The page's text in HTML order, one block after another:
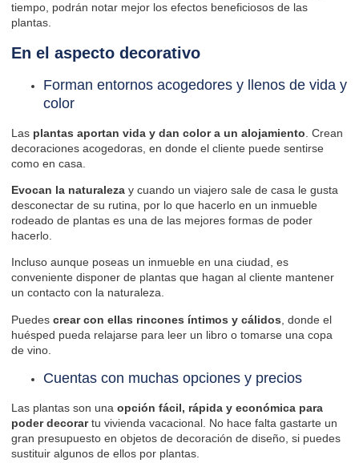
tiempo, podrán notar mejor los efectos beneficiosos de las
plantas.
En el aspecto decorativo
Forman entornos acogedores y llenos de vida y
color
Las plantas aportan vida y dan color a un alojamiento . Crean
decoraciones acogedoras, en donde el cliente puede sentirse
como en casa.
Evocan la naturaleza y cuando un viajero sale de casa le gusta
desconectar de su rutina, por lo que hacerlo en un inmueble
rodeado de plantas es una de las mejores formas de poder
hacerlo.
Incluso aunque poseas un inmueble en una ciudad, es
conveniente disponer de plantas que hagan al cliente mantener
un contacto con la naturaleza.
Puedes crear con ellas rincones íntimos y cálidos , donde el
huésped pueda relajarse para leer un libro o tomarse una copa
de vino.
Cuentas con muchas opciones y precios
Las plantas son una opción fácil, rápida y económica para
poder decorartu vivienda vacacional. No hace falta gastarte un
gran presupuesto en objetos de decoración de diseño, si puedes
sustituir algunos de ellos por plantas.